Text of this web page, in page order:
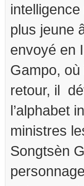
plus jeune
envoyé en
Gampo,
retour, il
l’alphabet
ministres
Songtsèn